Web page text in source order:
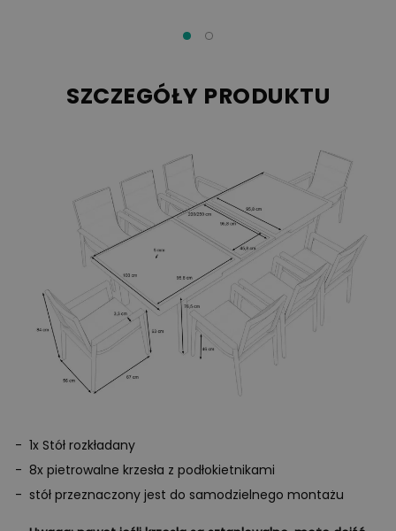
SZCZEGÓŁY PRODUKTU
1x Stół rozkładany
8x pietrowalne krzesła z podłokietnikami
stół przeznaczony jest do samodzielnego montażu